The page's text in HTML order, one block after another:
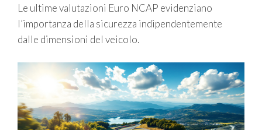
Le ultime valutazioni Euro NCAP evidenziano
l’importanza della sicurezza indipendentemente
dalle dimensioni del veicolo.